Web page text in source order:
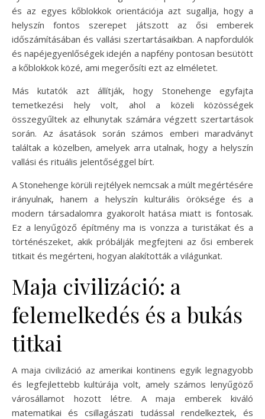
és az egyes kőblokkok orientációja azt sugallja, hogy a
helyszín fontos szerepet játszott az ősi emberek
időszámításában és vallási szertartásaikban. A napfordulók
és napéjegyenlőségek idején a napfény pontosan besütött
a kőblokkok közé, ami megerősíti ezt az elméletet.
Más kutatók azt állítják, hogy Stonehenge egyfajta
temetkezési hely volt, ahol a közeli közösségek
összegyűltek az elhunytak számára végzett szertartások
során. Az ásatások során számos emberi maradványt
találtak a közelben, amelyek arra utalnak, hogy a helyszín
vallási és rituális jelentőséggel bírt.
A Stonehenge körüli rejtélyek nemcsak a múlt megértésére
irányulnak, hanem a helyszín kulturális öröksége és a
modern társadalomra gyakorolt hatása miatt is fontosak.
Ez a lenyűgöző építmény ma is vonzza a turistákat és a
történészeket, akik próbálják megfejteni az ősi emberek
titkait és megérteni, hogyan alakították a világunkat.
Maja civilizáció: a
felemelkedés és a bukás
titkai
A maja civilizáció az amerikai kontinens egyik legnagyobb
és legfejlettebb kultúrája volt, amely számos lenyűgöző
városállamot hozott létre. A maja emberek kiváló
matematikai és csillagászati tudással rendelkeztek, és